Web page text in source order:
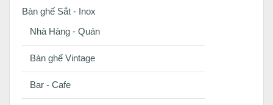
Bàn ghế Sắt - Inox
Nhà Hàng - Quán
Bàn ghế Vintage
Bar - Cafe